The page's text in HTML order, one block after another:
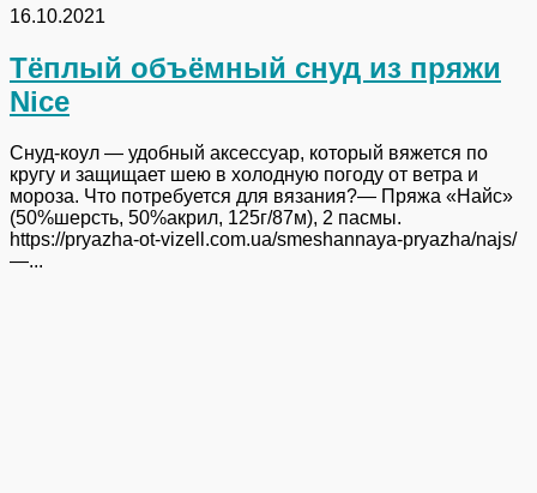
16.10.2021
Тёплый объёмный снуд из пряжи
Nice
Снуд-коул — удобный аксессуар, который вяжется по
кругу и защищает шею в холодную погоду от ветра и
мороза. Что потребуется для вязания?— Пряжа «Найс»
(50%шерсть, 50%акрил, 125г/87м), 2 пасмы.
https://pryazha-ot-vizell.com.ua/smeshannaya-pryazha/najs/
—...